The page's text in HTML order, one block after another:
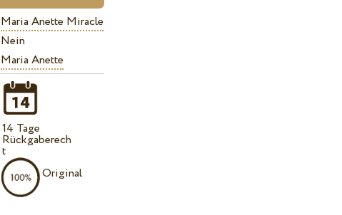
Maria Anette Miracle
Nein
Maria Anette
14 Tage
Rückgaberech
t
Original